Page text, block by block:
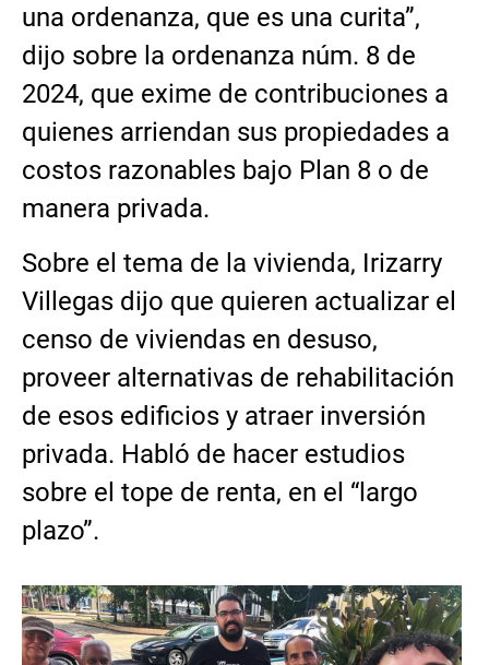
una ordenanza, que es una curita”,
dijo sobre la ordenanza núm. 8 de
2024, que exime de contribuciones a
quienes arriendan sus propiedades a
costos razonables bajo Plan 8 o de
manera privada.
Sobre el tema de la vivienda, Irizarry
Villegas dijo que quieren actualizar el
censo de viviendas en desuso,
proveer alternativas de rehabilitación
de esos edificios y atraer inversión
privada. Habló de hacer estudios
sobre el tope de renta, en el “largo
plazo”.